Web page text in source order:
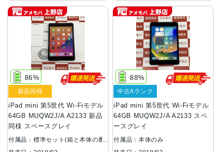
iPad mini 第5世代 Wi-Fiモデル
64GB MUQW2J/A A2133 新品
同様 スペースグレイ
86%
新品同様
付属品：標準セット(箱と本体の番
号が異なります。)
iPad mini 第5世代 Wi-Fiモデル
64GB MUQW2J/A A2133 スペ
ースグレイ
88%
中古Aランク
付属品：本体のみ